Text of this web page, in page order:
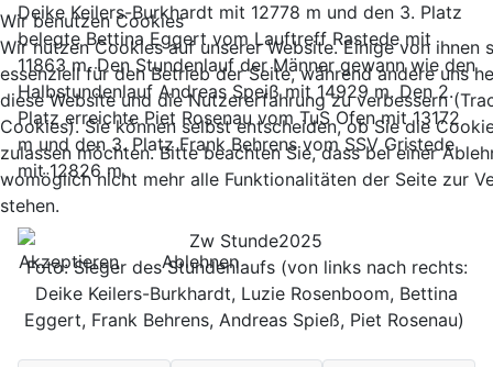
Deike Keilers-Burkhardt mit 12778 m und den 3. Platz
belegte Bettina Eggert vom Lauftreff Rastede mit
11863 m. Den Stundenlauf der Männer gewann wie den
Halbstundenlauf Andreas Speiß mit 14929 m. Den 2.
Platz erreichte Piet Rosenau vom TuS Ofen mit 13172
m und den 3. Platz Frank Behrens vom SSV Gristede
mit 12826 m.
Foto: Sieger des Stundenlaufs (von links nach rechts:
Deike Keilers-Burkhardt, Luzie Rosenboom, Bettina
Eggert, Frank Behrens, Andreas Spieß, Piet Rosenau)
Wir benutzen Cookies
Wir nutzen Cookies auf unserer Website. Einige von ihnen
essenziell für den Betrieb der Seite, während andere uns
diese Website und die Nutzererfahrung zu verbessern
Cookies). Sie können selbst entscheiden, ob Sie die
zulassen möchten. Bitte beachten Sie, dass bei einer
womöglich nicht mehr alle Funktionalitäten der Seite zur
stehen.
Akzeptieren Ablehnen